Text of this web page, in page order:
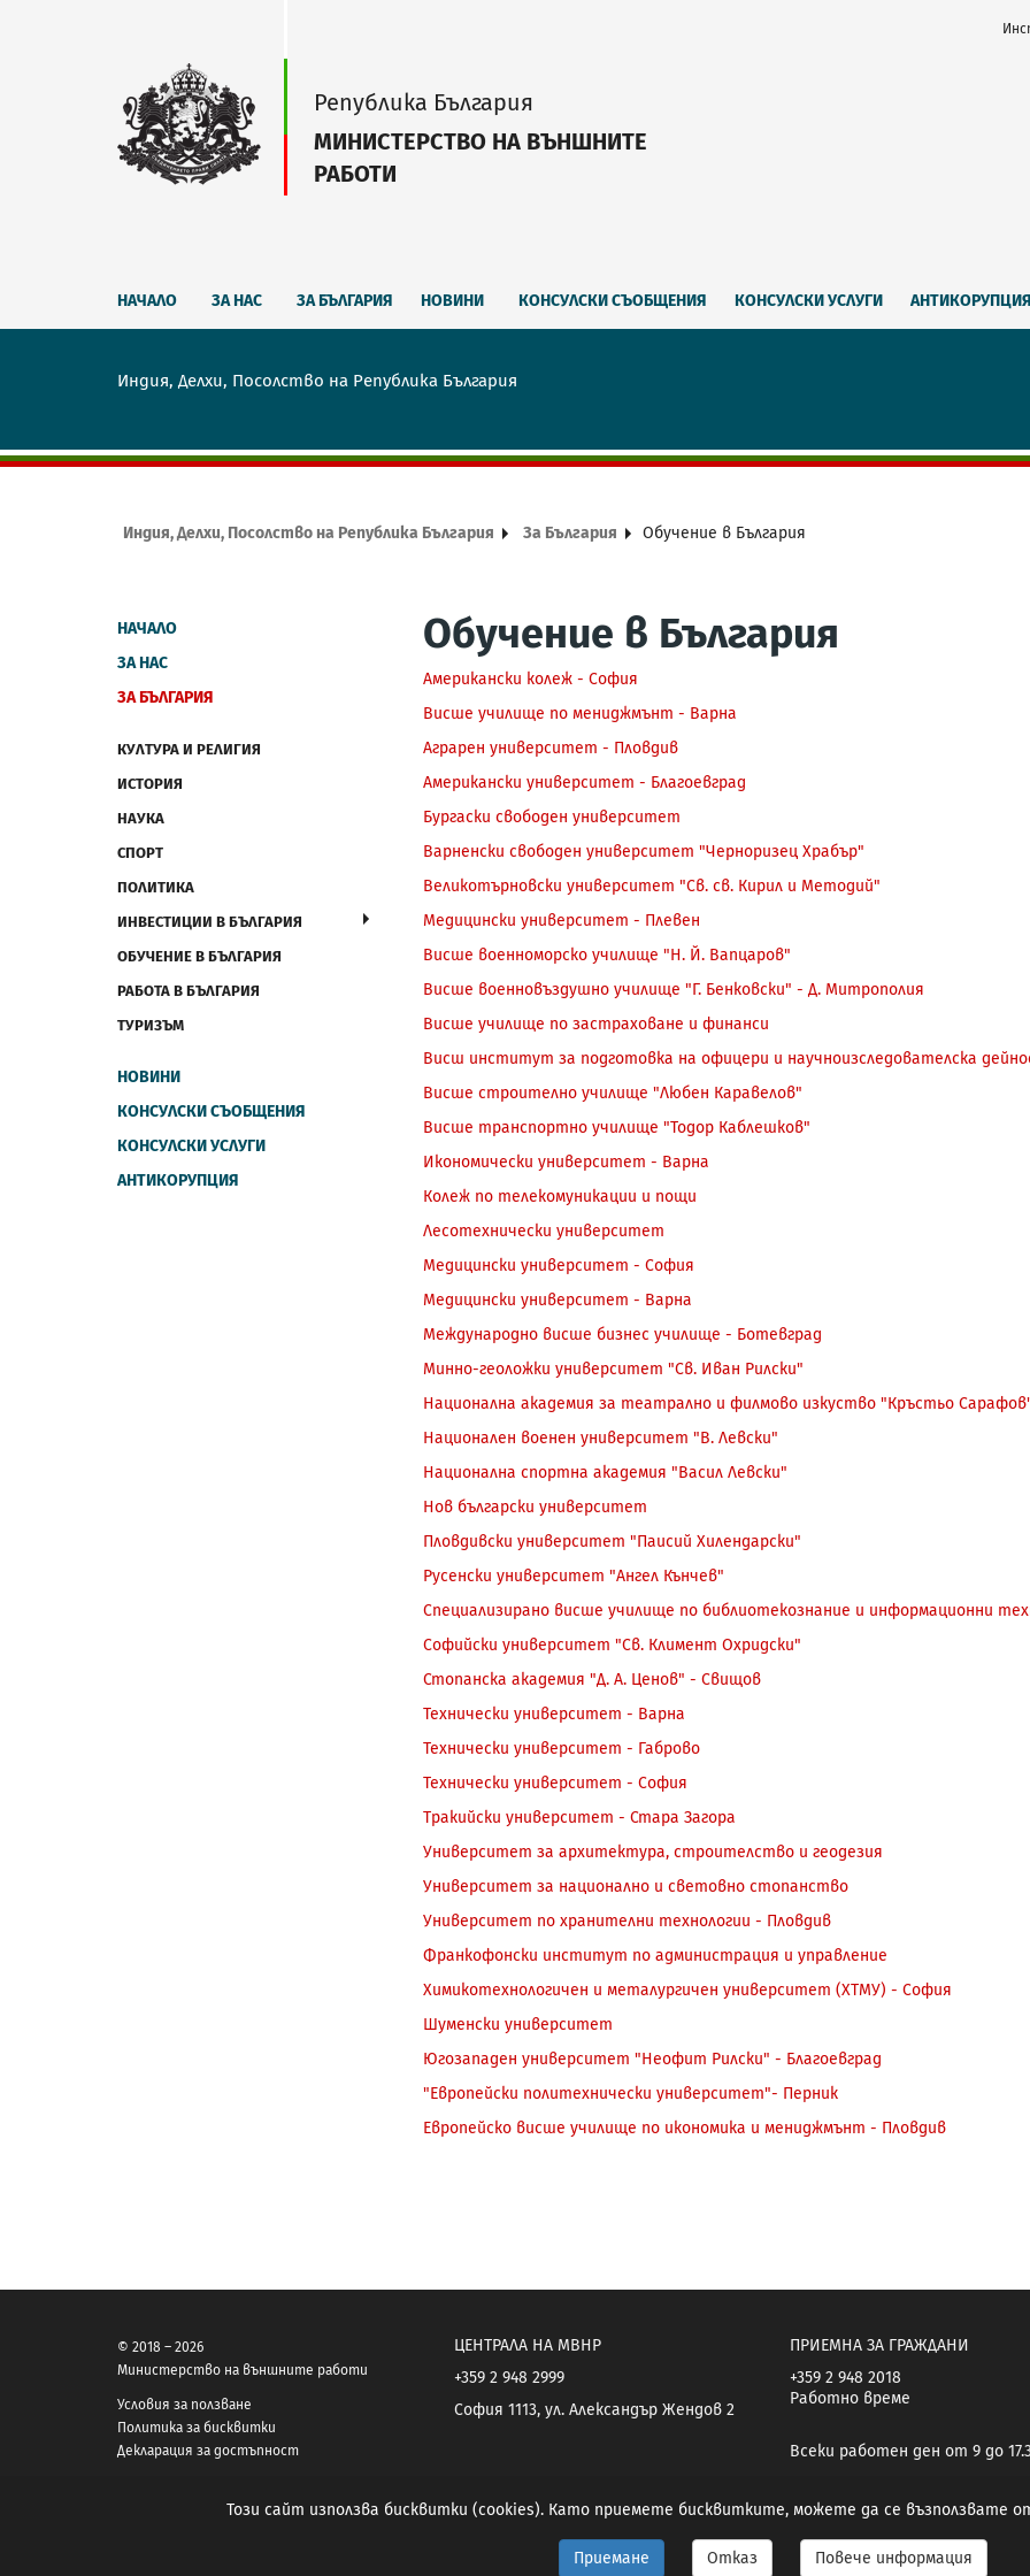
Република България
МИНИСТЕРСТВО НА ВЪНШНИТЕ
РАБОТИ
НАЧАЛО ЗА НАС ЗА БЪЛГАРИЯ НОВИНИ КОНСУЛСКИ СЪОБЩЕНИЯ КОНСУЛСКИ УСЛУГИ АНТИКОРУПЦИЯ
Индия, Делхи, Посолство на Република България
Индия, Делхи, Посолство на Република България За България Обучение в България
НАЧАЛО
ЗА НАС
ЗА БЪЛГАРИЯ
КУЛТУРА И РЕЛИГИЯ
ИСТОРИЯ
НАУКА
СПОРТ
ПОЛИТИКА
ИНВЕСТИЦИИ В БЪЛГАРИЯ
ОБУЧЕНИЕ В БЪЛГАРИЯ
РАБОТА В БЪЛГАРИЯ
ТУРИЗЪМ
НОВИНИ
КОНСУЛСКИ СЪОБЩЕНИЯ
КОНСУЛСКИ УСЛУГИ
АНТИКОРУПЦИЯ
Обучение в България
Американски колеж - София
Висше училище по мениджмънт - Варна
Аграрен университет - Пловдив
Американски университет - Благоевград
Бургаски свободен университет
Варненски свободен университет "Черноризец Храбър"
Великотърновски университет "Св. св. Кирил и Методий"
Медицински университет - Плевен
Висше военноморско училище "Н. Й. Вапцаров"
Висше военновъздушно училище "Г. Бенковски" - Д. Митрополия
Висше училище по застраховане и финанси
Висш институт за подготовка на офицери и научноизследователска
Висше строително училище "Любен Каравелов"
Висше транспортно училище "Тодор Каблешков"
Икономически университет - Варна
Колеж по телекомуникации и пощи
Лесотехнически университет
Медицински университет - София
Медицински университет - Варна
Международно висше бизнес училище - Ботевград
Минно-геоложки университет "Св. Иван Рилски"
Национална академия за театрално и филмово изкуство "Кръстьо
Национален военен университет "В. Левски"
Национална спортна академия "Васил Левски"
Нов български университет
Пловдивски университет "Паисий Хилендарски"
Русенски университет "Ангел Кънчев"
Специализирано висше училище по библиотекознание и информационни
Софийски университет "Св. Климент Охридски"
Стопанска академия "Д. А. Ценов" - Свищов
Технически университет - Варна
Технически университет - Габрово
Технически университет - София
Тракийски университет - Стара Загора
Университет за архитектура, строителство и геодезия
Университет за национално и световно стопанство
Университет по хранителни технологии - Пловдив
Франкофонски институт по администрация и управление
Химикотехнологичен и металургичен университет (ХТМУ) - София
Шуменски университет
Югозападен университет "Неофит Рилски" - Благоевград
"Eвропейски политехнически университет"- Перник
Европейско висше училище по икономика и мениджмънт - Пловдив
© 2018 – 2026
Министерство на външните работи
Условия за ползване
Политика за бисквитки
Декларация за достъпност
ЦЕНТРАЛА НА МВНР
+359 2 948 2999
София 1113, ул. Александър Жендов 2
ПРИЕМНА ЗА ГРАЖДАНИ
+359 2 948 2018
Работно време
Всеки работен ден от 9 до
Този сайт използва бисквитки (cookies). Като приемете бисквитките, можете да се възползвате
Приемане Отказ Повече информация